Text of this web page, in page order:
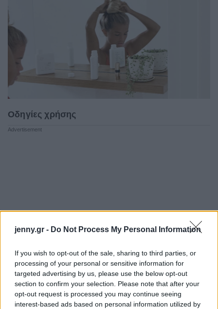
jenny.gr - Do Not Process My Personal Information
If you wish to opt-out of the sale, sharing to third parties, or
processing of your personal or sensitive information for
targeted advertising by us, please use the below opt-out
section to confirm your selection. Please note that after your
opt-out request is processed you may continue seeing
interest-based ads based on personal information utilized by
Οδηγίες χρήσης